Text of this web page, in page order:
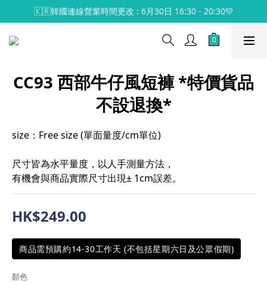
🇰🇷韓國連線營業時間更改 : 6月30日 16:30 - 20:30💛
CC93 西部牛仔風短褲 *特價貨品
不設退換*
size：Free size (單面量度/cm單位)
尺寸皆為水平量度，以人手測量方法，
有機會與商品實際尺寸出現± 1cm誤差。
HK$249.00
商品需預購約14-30工作天 (不包括星期六日及公眾假期)
顏色